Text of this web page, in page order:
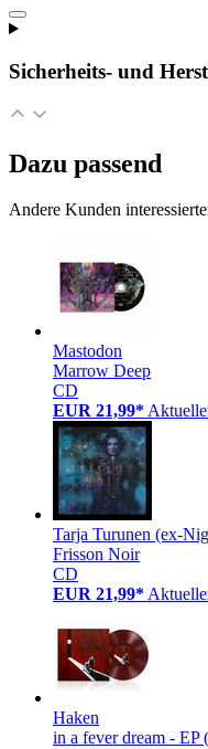
Sicherheits- und
Dazu passend
Andere Kunden
Mastodon
Marrow Deep
CD
EUR 21,99*
Tarja Turunen (ex-
Frisson Noir
CD
EUR 21,99*
Haken
in a fever dream -